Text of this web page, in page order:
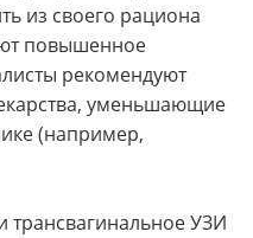
из своего рациона
повышенное
рекомендуют
уменьшающие
(например,
трансвагинальное УЗИ